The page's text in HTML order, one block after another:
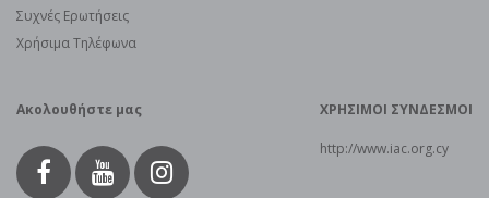
Συχνές Ερωτήσεις
Χρήσιμα Τηλέφωνα
Ακολουθήστε μας ΧΡΗΣΙΜΟΙ ΣΥΝΔΕΣΜΟΙ
http://www.iac.org.cy